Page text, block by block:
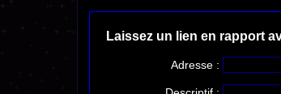
Laissez un lien en rapport
Adresse :